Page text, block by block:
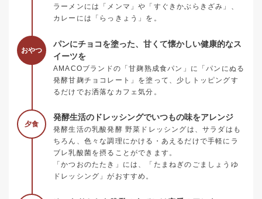
ラーメンには「メンマ」や「すぐきかぶらきざみ」、
カレーには「らっきょう」を。
おやつ
パンにチョコを塗った、甘くて懐かしい健康的なス
イーツを
AMACOブランドの「甘麹熟成食パン」に「パンにぬる
発酵甘麹チョコレート」を塗って、少しトッピングす
るだけでお洒落なカフェ気分。
夕食
発酵生活のドレッシングでいつもの味をアレンジ
発酵生活の乳酸発酵 野菜ドレッシングは、サラダはも
ちろん、色々な調理にかける・あえるだけで手軽にラ
ブレ乳酸菌を摂ることができます。
「かつおのたたき」には、「たまねぎのごましょうゆ
ドレッシング」がおすすめ。